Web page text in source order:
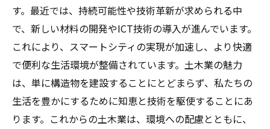
す。最近では、持続可能性や技術革新が求められる中
で、新しい材料の開発やICT技術の導入が進んでいます。
これにより、スマートシティの実現が加速し、より快適
で便利な生活環境が整備されています。土木業の魅力
は、単に構造物を建設することにとどまらず、私たちの
生活を豊かにするために知恵と技術を駆使することにあ
ります。これからの土木業は、環境への配慮とともに、